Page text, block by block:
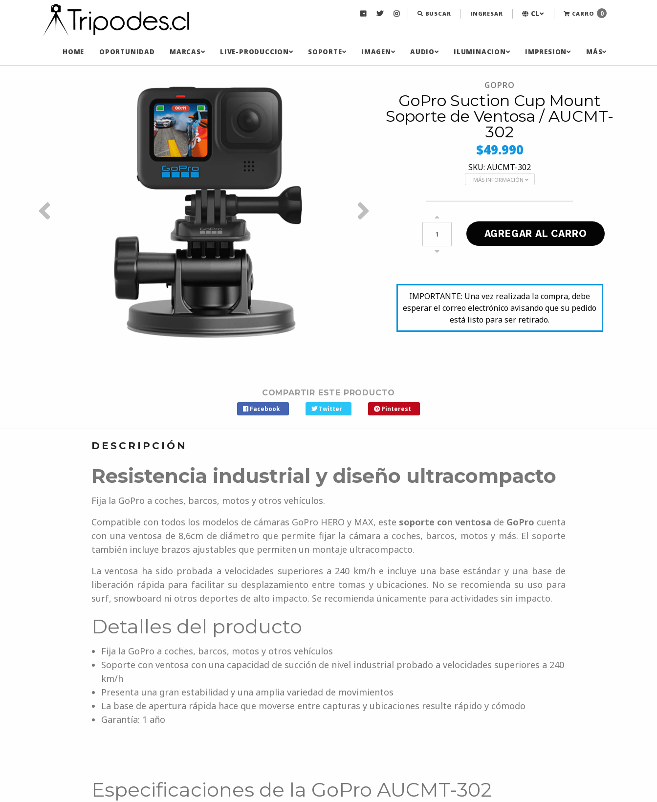
BUSCAR INGRESAR CL CARRO 0
HOME OPORTUNIDAD MARCAS LIVE-PRODUCCION SOPORTE IMAGEN AUDIO ILUMINACION IMPRESION MÁS
GOPRO
GoPro Suction Cup Mount
Soporte de Ventosa / AUCMT-
302
$49.990
SKU: AUCMT-302
MÁS INFORMACIÓN
IMPORTANTE: Una vez realizada la compra, debe
esperar el correo electrónico avisando que su pedido
está listo para ser retirado.
COMPARTIR ESTE PRODUCTO
Facebook Twitter Pinterest
DESCRIPCIÓN
Resistencia industrial y diseño ultracompacto
Fija la GoPro a coches, barcos, motos y otros vehículos.
Compatible con todos los modelos de cámaras GoPro HERO y MAX, este soporte con ventosa de GoPro cuenta
con una ventosa de 8,6cm de diámetro que permite fijar la cámara a coches, barcos, motos y más. El soporte
también incluye brazos ajustables que permiten un montaje ultracompacto.
La ventosa ha sido probada a velocidades superiores a 240 km/h e incluye una base estándar y una base de
liberación rápida para facilitar su desplazamiento entre tomas y ubicaciones. No se recomienda su uso para
surf, snowboard ni otros deportes de alto impacto. Se recomienda únicamente para actividades sin impacto.
Detalles del producto
Fija la GoPro a coches, barcos, motos y otros vehículos
Soporte con ventosa con una capacidad de succión de nivel industrial probado a velocidades superiores a 240
km/h
Presenta una gran estabilidad y una amplia variedad de movimientos
La base de apertura rápida hace que moverse entre capturas y ubicaciones resulte rápido y cómodo
Garantía: 1 año
Especificaciones de la GoPro AUCMT-302